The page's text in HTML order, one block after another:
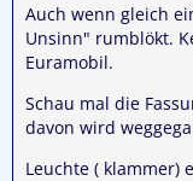
Auch wenn gleich
Unsinn" rumblökt.
Euramobil.
Schau mal die
davon wird
Leuchte ( klammer)